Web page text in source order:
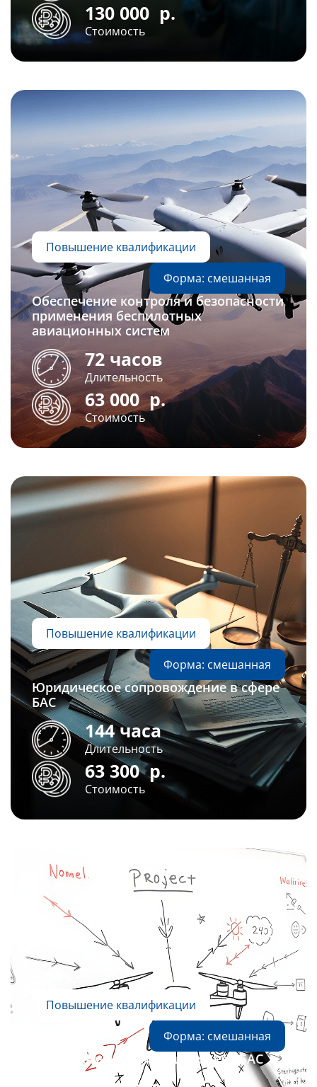
130 000 р.
Стоимость
Повышение квалификации
Форма: смешанная
Обеспечение контроля и безопасности
применения беспилотных
авиационных систем
72 часов
Длительность
63 000р.
Стоимость
Повышение квалификации
Форма: смешанная
Юридическое сопровождение в сфере
БАС
144 часа
Длительность
63 300р.
Стоимость
Повышение квалификации
Форма: смешанная
Управление проектами в сфере БАС